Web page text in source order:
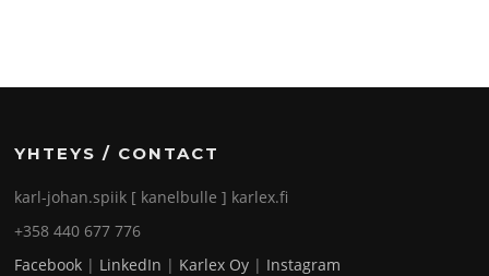
YHTEYS / CONTACT
karl-johan.spiik [ kanelbulle ] karlex.fi
+358 440 677 776
Facebook | LinkedIn | Karlex Oy | Instagram